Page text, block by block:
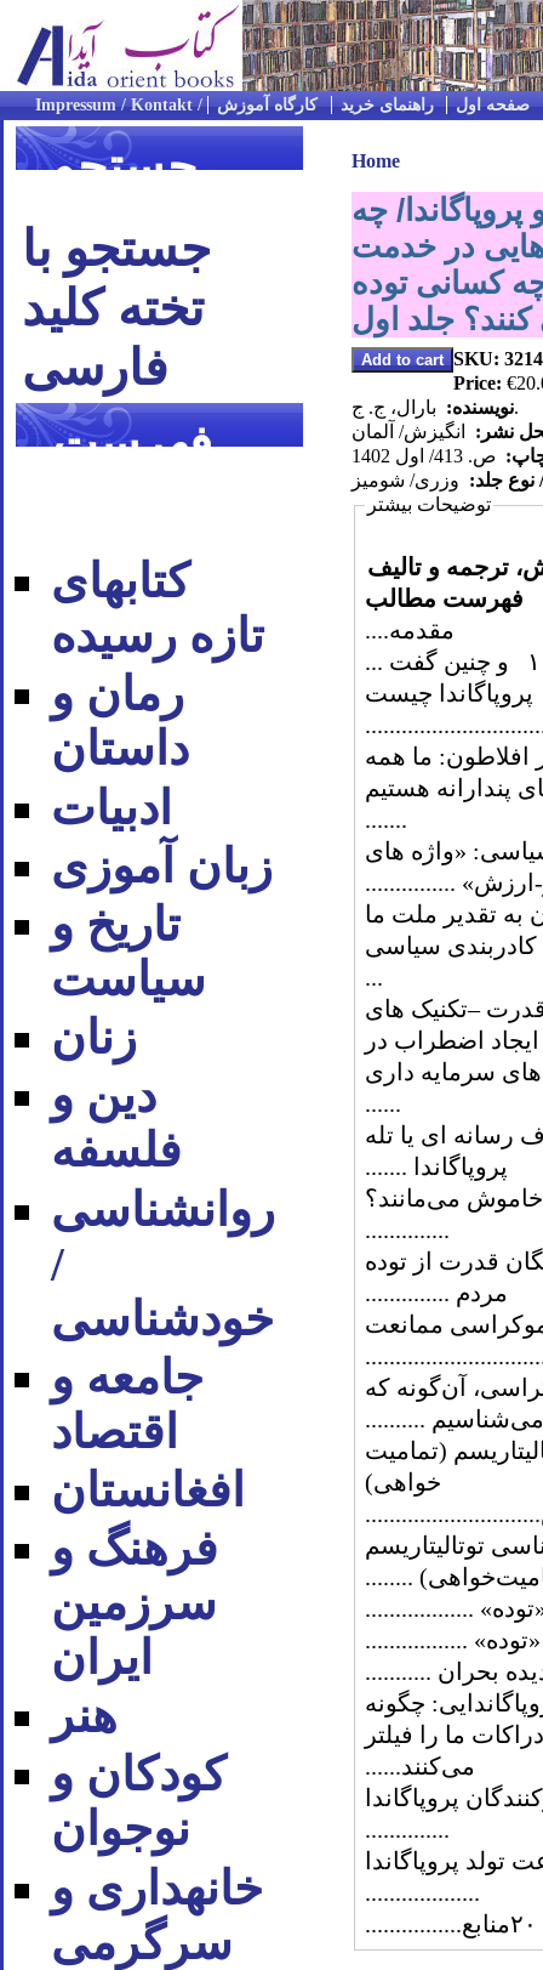
صفحه اول راهنمای خرید کارگاه آموزش
جستجو
جستجو با
تخته کلید
فارسی
فهرست
کتابهای
تازه رسیده
رمان و
داستان
ادبیات
زبان آموزی
تاریخ و
سیاست
زنان
دین و
فلسفه
روان‪شناسی
/
خودشناسی
جامعه و
اقتصاد
افغانستان
فرهنگ و
سرزمین
ایران
هنر
کودکان و
نوجوان
خانه‪داری و
سرگرمی
Home
چه
در خدمت
کسانی توده
جلد اول
SKU:
Price:
نویسنده:بارال، ج. ج.
نشر:
انگیزش/ آلمان
ص. 413/ اول 1402
جلد: وزری/ شومیز
توضیحات بیشتر
ترجمه و تالیف
فهرست مطالب
مقدمه....
۱ و چنین گفت ...
پروپاگاندا چیست
افلاطون: ما همه
پندارانه هستیم
.......
«واژه­ های
ارزش» ...............
به تقدیر ملت ما
سیاسی
...
–تکنیک های
اضطراب در
سرمایه داری
......
رسانه­­ ای یا تله
پروپاگاندا .......
خاموش می‌مانند؟
..............
قدرت از توده
مردم ..............
ممانعت
آن‌گونه که
می‌شناسیم ..........
(تمامیت
خواهی)
توتالیتاریسم
........
چگونه
ما را فیلتر
می‌کنند......
پروپاگاندا
..............
تولد پروپاگاندا
...................
۲۰منابع................